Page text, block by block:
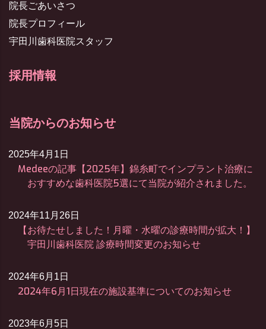
院長ごあいさつ
院長プロフィール
宇田川歯科医院スタッフ
採用情報
当院からのお知らせ
Medeeの記事【2025年】錦糸町でインプラント治療に
おすすめな歯科医院5選にて当院が紹介されました。
2025年4月1日
【お待たせしました！月曜・水曜の診療時間が拡大！】
宇田川歯科医院 診療時間変更のお知らせ
2024年11月26日
2024年6月1日現在の施設基準についてのお知らせ
2024年6月1日
2023年6月5日